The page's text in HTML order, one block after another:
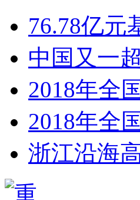
76.78亿元
中国又一
2018年全
2018年全
浙江沿海